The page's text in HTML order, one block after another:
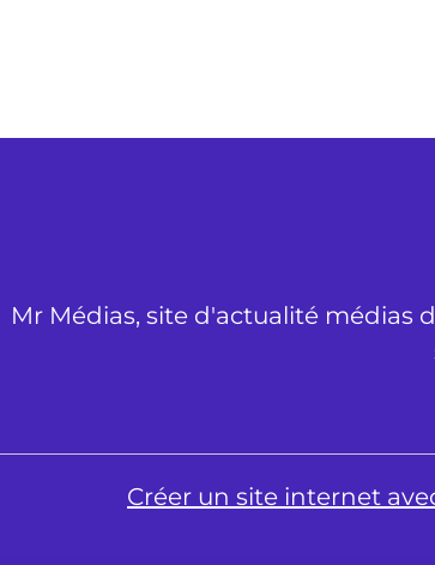
Mr Médias, site d'actualité médias
Créer un site internet